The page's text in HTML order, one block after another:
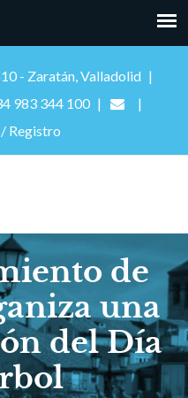
- Zaratán, Valladolid
983 344 100
Registro
de
una
del Día